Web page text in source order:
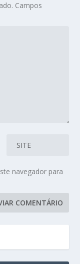
Campos
navegador para